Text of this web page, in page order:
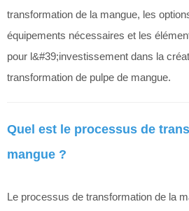
transformation de la mangue, les
équipements nécessaires et les
pour l&#39;investissement dans la
transformation de pulpe de mangue.
Quel est le processus de
mangue ?
Le processus de transformation de la